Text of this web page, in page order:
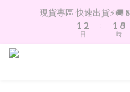
現貨專區 快速出貨⚡️🚚
2
1
0
3
2
1
日
:
2
1
0
9
8
7
時